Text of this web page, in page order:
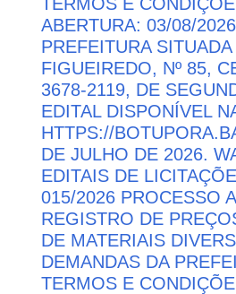
ABERTURA: 03/08/
PREFEITURA
FIGUEIREDO, Nº 85,
3678-2119, DE
EDITAL DISPONÍVEL
HTTPS://
DE JULHO DE 2026.
EDITAIS DE
015/2026 PROCESSO
REGISTRO DE
DE MATERIAIS
DEMANDAS DA
TERMOS E